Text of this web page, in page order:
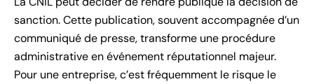
sanction. Cette publication, souvent accompagnée d’un
communiqué de presse, transforme une procédure
administrative en événement réputationnel majeur.
Pour une entreprise, c’est fréquemment le risque le